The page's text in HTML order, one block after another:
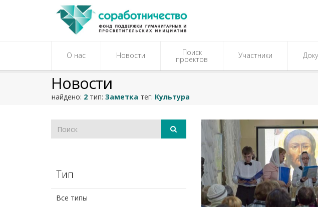
О нас Новости Поиск
проектов Участники
Новости
найдено: 2 тип: Заметка тег: Культура
Тип
Все типы